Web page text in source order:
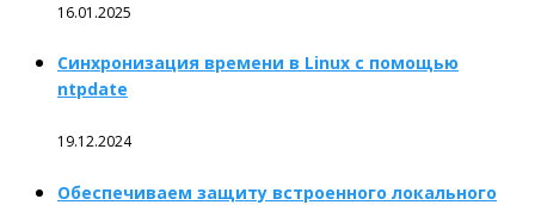
16.01.2025
Синхронизация времени в Linux с помощью
ntpdate
19.12.2024
Обеспечиваем защиту встроенного локального